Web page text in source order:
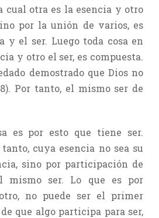
cual otra es la esencia y otro
por la unión de varios, es
y el ser. Luego toda cosa en
y otro el ser, es compuesta.
demostrado que Dios no
Por tanto, el mismo ser de
es por esto que tiene ser.
cuya esencia no sea su
sino por participación de
mismo ser. Lo que es por
no puede ser el primer
que algo participa para ser,